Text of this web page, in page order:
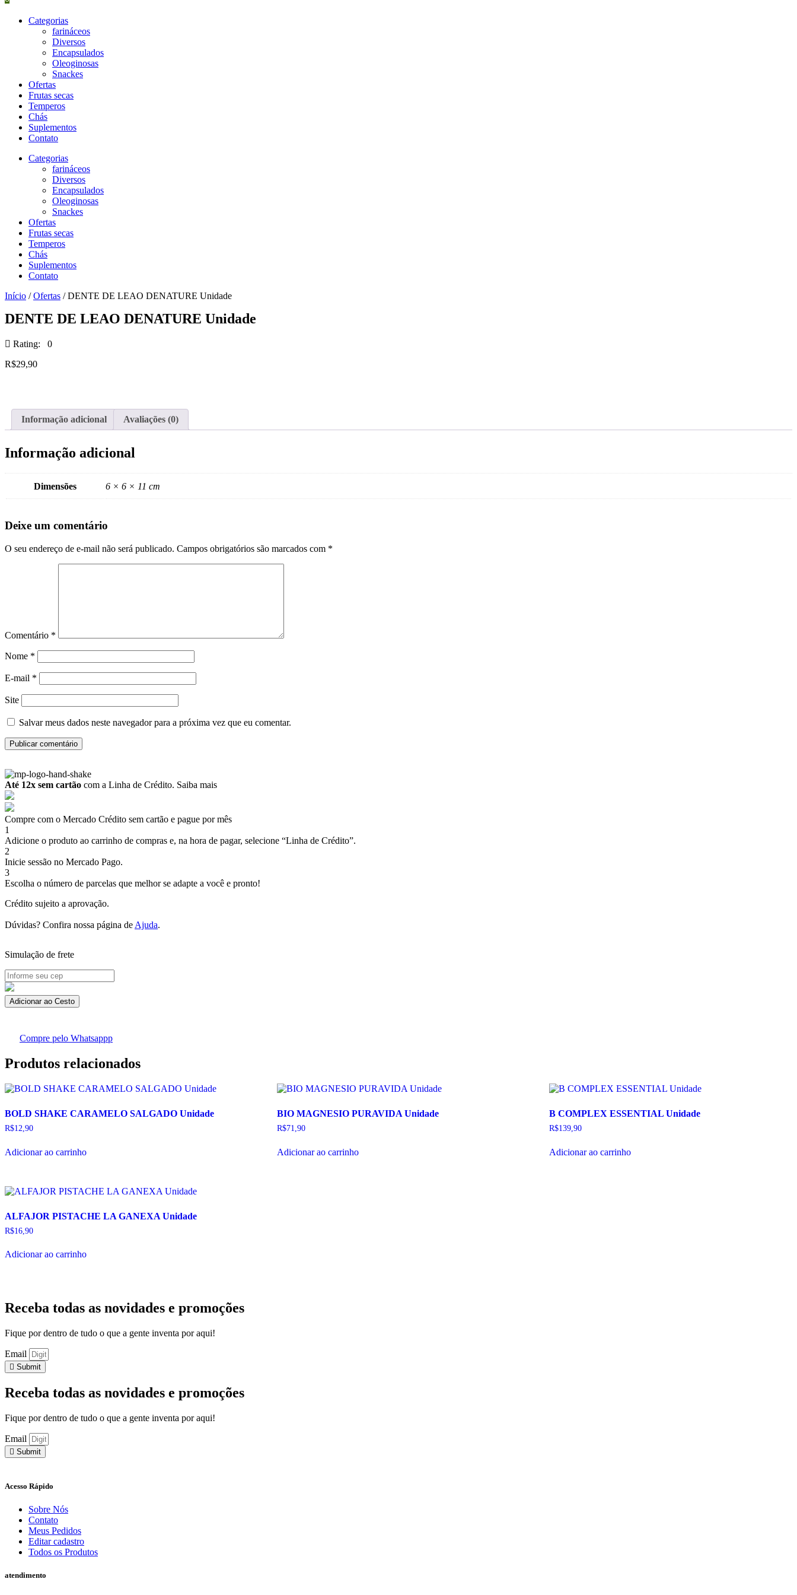
Categorias
farináceos
Diversos
Encapsulados
Oleoginosas
Snackes
Ofertas
Frutas secas
Temperos
Chás
Suplementos
Contato
Categorias
farináceos
Diversos
Encapsulados
Oleoginosas
Snackes
Ofertas
Frutas secas
Temperos
Chás
Suplementos
Contato
Início /Ofertas / DENTE DE LEAO DENATURE Unidade
DENTE DE LEAO DENATURE Unidade
Rating: 0
R$29,90
Informação adicional Avaliações (0)
Informação adicional
Dimensões 6 × 6 × 11 cm
Deixe um comentário
O seu endereço de e-mail não será publicado. Campos obrigatórios são marcados com *
Comentário *
Nome *
E-mail *
Site
Salvar meus dados neste navegador para a próxima vez que eu comentar.
Até 12x sem cartão com a Linha de Crédito. Saiba mais
Compre com o Mercado Crédito sem cartão e pague por mês
1
Adicione o produto ao carrinho de compras e, na hora de pagar, selecione “Linha de Crédito”.
2
Inicie sessão no Mercado Pago.
3
Escolha o número de parcelas que melhor se adapte a você e pronto!
Crédito sujeito a aprovação.
Dúvidas? Confira nossa página de Ajuda.
Simulação de frete
AROMATIZADOR
CUIA
quantidade
Adicionar ao Cesto
Compre pelo Whatsappp
Produtos relacionados
BOLD SHAKE CARAMELO SALGADO Unidade
R$12,90
Adicionar ao carrinho
BIO MAGNESIO PURAVIDA Unidade
R$71,90
Adicionar ao carrinho
B COMPLEX ESSENTIAL Unidade
R$139,90
Adicionar ao carrinho
ALFAJOR PISTACHE LA GANEXA Unidade
R$16,90
Adicionar ao carrinho
Receba todas as novidades e promoções
Fique por dentro de tudo o que a gente inventa por aqui!
Email
Submit
Receba todas as novidades e promoções
Fique por dentro de tudo o que a gente inventa por aqui!
Email
Submit
Acesso Rápido​
Sobre Nós
Contato
Meus Pedidos
Editar cadastro
Todos os Produtos
atendimento